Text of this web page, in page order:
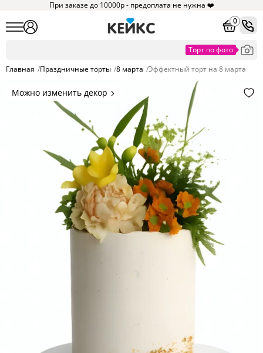
При заказе до 10000р - предоплата не нужна ❤️
0
Главная /Праздничные торты /8 марта /Эффектный торт на 8 марта
Можно изменить декор
Цвет покрытия, надписи,
элементы и фигурки.